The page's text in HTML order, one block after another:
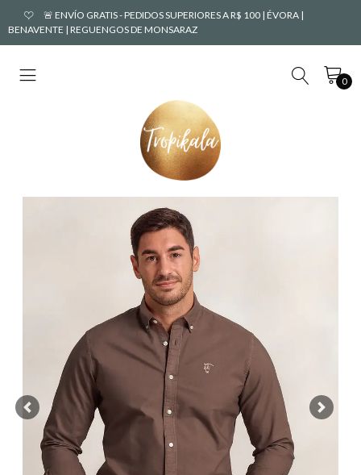
🚨 ENVÍO GRATIS - PEDIDOS SUPERIORES A R$ 100 | ÉVORA |
BENAVENTE | REGUENGOS DE MONSARAZ
0
Previous Next